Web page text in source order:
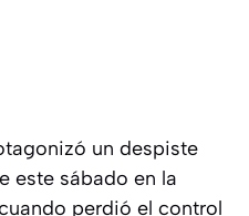
un despiste
este sábado en la
perdió el control